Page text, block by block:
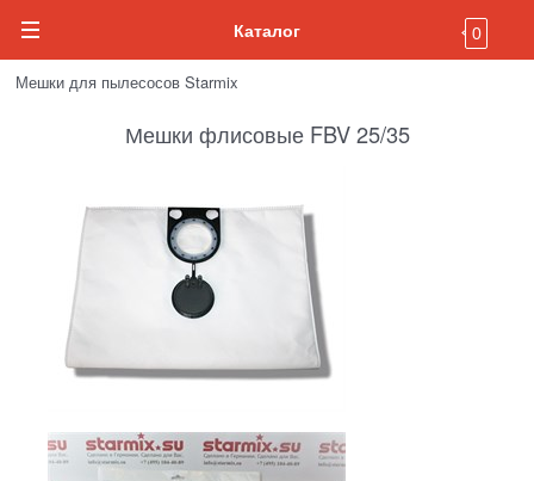
Каталог 0
Мешки для пылесосов Starmix
Мешки флисовые FBV 25/35